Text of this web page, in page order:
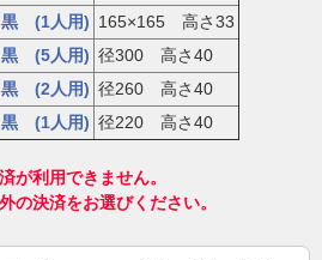
(1人用) 165×165 高さ33
(5人用) 径300 高さ40
(2人用) 径260 高さ40
(1人用) 径220 高さ40
が利用できません。
の決済をお選びください。